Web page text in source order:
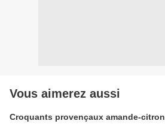
Vous aimerez aussi
Croquants provençaux amande-citron